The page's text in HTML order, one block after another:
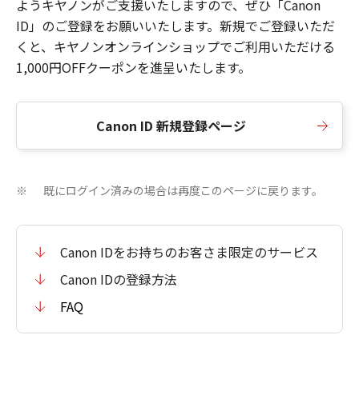
ようキヤノンがご支援いたしますので、ぜひ「Canon
ID」のご登録をお願いいたします。新規でご登録いただ
くと、キヤノンオンラインショップでご利用いただける
1,000円OFFクーポンを進呈いたします。
Canon ID 新規登録ページ
※ 既にログイン済みの場合は再度このページに戻ります。
Canon IDをお持ちのお客さま限定のサービス
Canon IDの登録方法
FAQ